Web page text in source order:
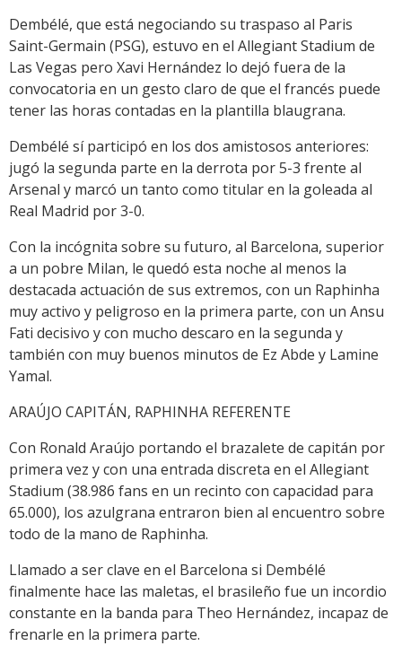
Dembélé, que está negociando su traspaso al Paris
Saint-Germain (PSG), estuvo en el Allegiant Stadium de
Las Vegas pero Xavi Hernández lo dejó fuera de la
convocatoria en un gesto claro de que el francés puede
tener las horas contadas en la plantilla blaugrana.
Dembélé sí participó en los dos amistosos anteriores:
jugó la segunda parte en la derrota por 5-3 frente al
Arsenal y marcó un tanto como titular en la goleada al
Real Madrid por 3-0.
Con la incógnita sobre su futuro, al Barcelona, superior
a un pobre Milan, le quedó esta noche al menos la
destacada actuación de sus extremos, con un Raphinha
muy activo y peligroso en la primera parte, con un Ansu
Fati decisivo y con mucho descaro en la segunda y
también con muy buenos minutos de Ez Abde y Lamine
Yamal.
ARAÚJO CAPITÁN, RAPHINHA REFERENTE
Con Ronald Araújo portando el brazalete de capitán por
primera vez y con una entrada discreta en el Allegiant
Stadium (38.986 fans en un recinto con capacidad para
65.000), los azulgrana entraron bien al encuentro sobre
todo de la mano de Raphinha.
Llamado a ser clave en el Barcelona si Dembélé
finalmente hace las maletas, el brasileño fue un incordio
constante en la banda para Theo Hernández, incapaz de
frenarle en la primera parte.